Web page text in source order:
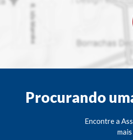
Procurando
Encontre a